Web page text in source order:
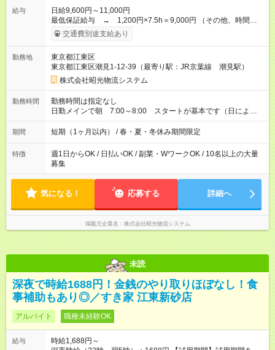
給与
日給9,600円～11,000円
最低保証給与 → 1,200円×7.5h＝9,000円 （その他、時間外
作業は別途全額支給） ※交通費は別途１日上限500円まで支給し
ます。 【試用期間】試用期間あり 試用期間の長さ：3ヶ月 ※ 雇
態：本採用時と同じです。 給与：日給 8,775円以上 試用期間は
出勤15日を目安に短縮あり
交通費別途支給あり
勤務地
東京都江東区
東京都江東区潮見1-12-39（最寄り駅：JR京葉線 潮見駅）
株式会社昭光物流システム
勤務時間
勤務時間は指定なし
日勤メインで朝 7:00～8:00 スタートが基本です（日によっ
て変動あり） 1日あたりの平均実働時間：５～８時間 （早くお
仕事が終わった場合でも給与に変動はありません）
期間 短期（1ヶ月以内） / 春・夏・冬休み期間限定
特徴
週1日からOK / 日払いOK / 副業・WワークOK / 10名以上の大量
募集
気になる！ 応募する 詳細へ
掲載元企業名 株式会社昭光物流システム
未読
深夜で時給1688円！金銭のやり取りほぼなし！食
事補助もあり◎／すき家 江東新砂店
アルバイト 職種未経験OK
給与
時給1,688円～